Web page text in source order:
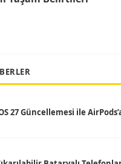
27 Güncellemesi ile